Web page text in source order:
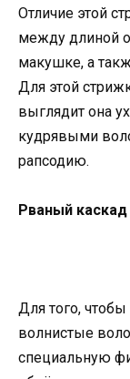
Отличие этой
между длиной
макушке, а
Для этой
выглядит она
кудрявыми
рапсодию.
Рваный каскад
Для того,
волнистые
специальную